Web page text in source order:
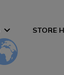
STORE